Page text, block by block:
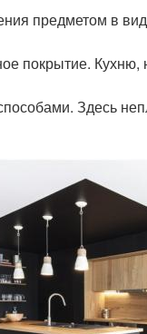
предметом в
покрытие.
Здесь